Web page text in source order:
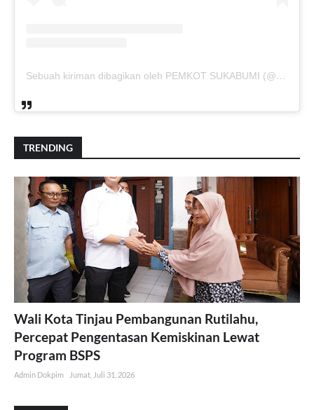
Sebuah kiriman dibagikan oleh PEMKOT SUKABUMI (@pemkotsukabumi_)
TRENDING
Wali Kota Tinjau Pembangunan Rutilahu,
Percepat Pengentasan Kemiskinan Lewat
Program BSPS
Admin Dokpim Jumat, Juli 31, 2026